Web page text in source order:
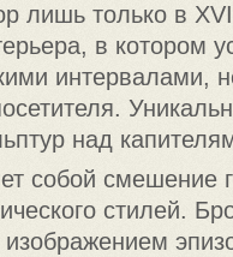
лишь только в
в котором
интервалами,
над
собой смешение
стилей.